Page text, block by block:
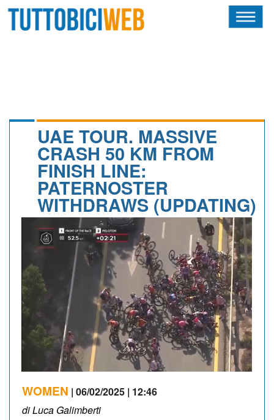
CALENDARIO
ALBI D'ORO
NEWSLETTER
UAE TOUR. MASSIVE
CRASH 50 KM FROM
FINISH LINE:
PATERNOSTER
WITHDRAWS (UPDATING)
WOMEN | 06/02/2025 | 12:46
di Luca Galimberti